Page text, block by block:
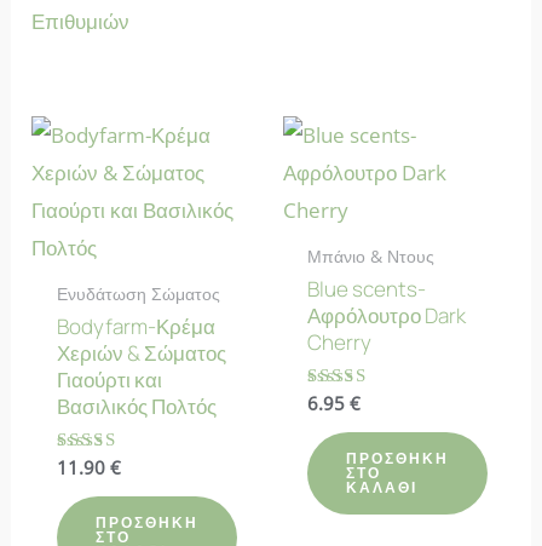
Επιθυμιών
Ενυδάτωση Σώματος
Bodyfarm-Κρέμα
Χεριών & Σώματος
Γιαούρτι και
Βασιλικός Πολτός
Βαθμολογήθηκε
4.67
από 5
11.90 €
ΠΡΟΣΘΉΚΗ
ΣΤΟ
Μπάνιο & Ντους
Blue scents-
Αφρόλουτρο Dark
Cherry
Βαθμολογήθηκε
4.83
από 5
6.95€
ΠΡΟΣΘΉΚΗ
ΣΤΟ
ΚΑΛΆΘΙ